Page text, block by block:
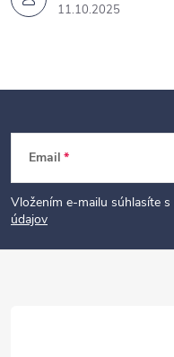
11.10.2025
t
Email
Vložením e-mailu súhlasíte s
údajov